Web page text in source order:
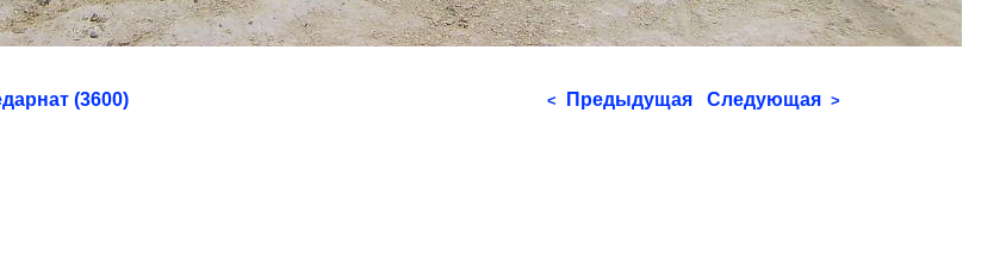
(3600) < Предыдущая Следующая >